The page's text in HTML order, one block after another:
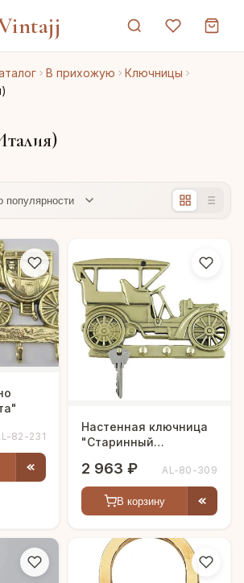
В прихожую
Ключницы
82-231
Настенная ключница
"Старинный
2 963 ₽ AL-80-309
В корзину